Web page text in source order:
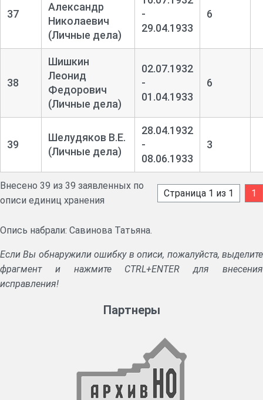
37
Александр
Николаевич
(Личные дела)
-
29.04.1933
6
38
Шишкин
Леонид
Федорович
(Личные дела)
02.07.1932
-
01.04.1933
6
39
Шелудяков В.Е.
(Личные дела)
28.04.1932
-
08.06.1933
3
Внесено 39 из 39 заявленных по
описи единиц хранения
Страница 1 из 1 1
Опись набрали: Савинова Татьяна.
Если Вы обнаружили ошибку в описи, пожалуйста, выделите
фрагмент и нажмите CTRL+ENTER для внесения
исправления!
Партнеры